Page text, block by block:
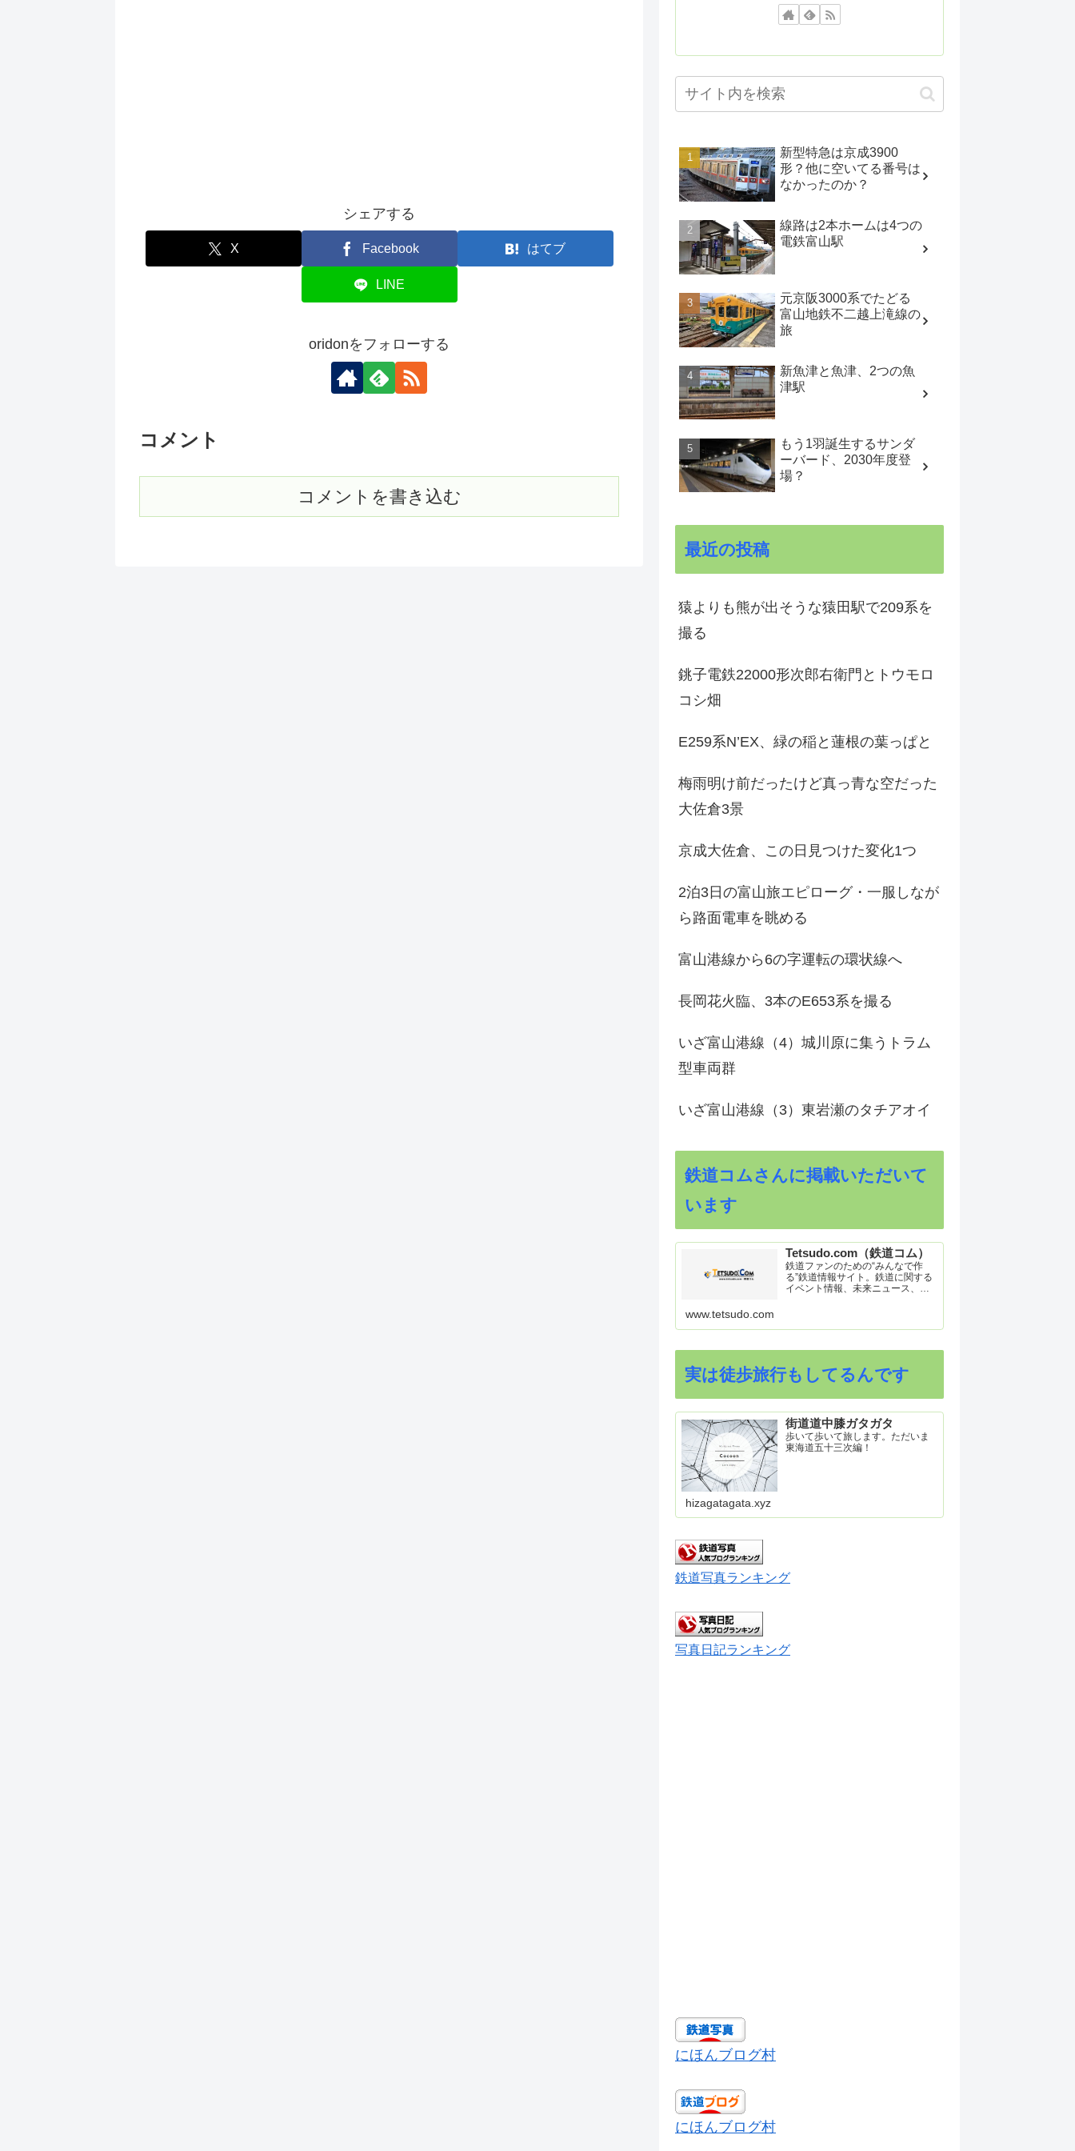
シェアする
X Facebook はてブ
LINE
oridonをフォローする
コメント
コメントを書き込む
新型特急は京成3900
形？他に空いてる番号は
なかったのか？
線路は2本ホームは4つの
電鉄富山駅
元京阪3000系でたどる
富山地鉄不二越上滝線の
旅
新魚津と魚津、2つの魚
津駅
もう1羽誕生するサンダ
ーバード、2030年度登
場？
最近の投稿
猿よりも熊が出そうな猿田駅で209系を
撮る
銚子電鉄22000形次郎右衛門とトウモロ
コシ畑
E259系N’EX、緑の稲と蓮根の葉っぱと
梅雨明け前だったけど真っ青な空だった
大佐倉3景
京成大佐倉、この日見つけた変化1つ
2泊3日の富山旅エピローグ・一服しなが
ら路面電車を眺める
富山港線から6の字運転の環状線へ
長岡花火臨、3本のE653系を撮る
いざ富山港線（4）城川原に集うトラム
型車両群
いざ富山港線（3）東岩瀬のタチアオイ
鉄道コムさんに掲載いただいて
います
Tetsudo.com（鉄道コム）
鉄道ファンのための“みんなで作
る”鉄道情報サイト。鉄道に関する
イベント情報、未来ニュース、車
ク集や、参加型ゲーム「駅つなゲ
www.tetsudo.com
実は徒歩旅行もしてるんです
街道道中膝ガタガタ
歩いて歩いて旅します。ただいま
東海道五十三次編！
hizagatagata.xyz
鉄道写真ランキング
写真日記ランキング
にほんブログ村
にほんブログ村